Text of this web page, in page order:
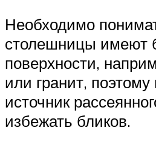
Необходимо
столешницы имеют
поверхности,
или гранит,
источник
избежать бликов.